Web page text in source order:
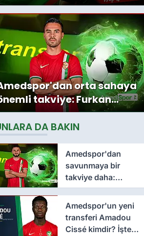
orta sahaya
takviye: Furkan
ile sözleşme
DA BAKIN
Amedspor'dan
savunmaya bir
takviye daha:
Lumbardh Dellova ile
3 yıllık imza
Amedspor'un yeni
transferi Amadou
Cissé kimdir? İşte